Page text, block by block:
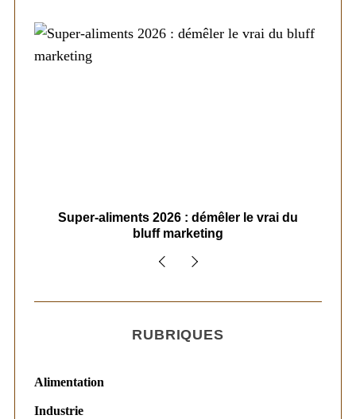
Super-aliments 2026 : démêler le vrai du
bluff marketing
RUBRIQUES
Alimentation
Industrie